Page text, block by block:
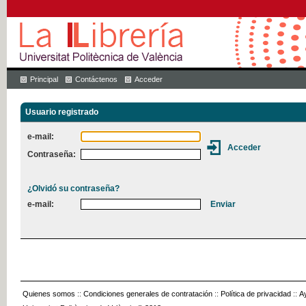
Principal Contáctenos Acceder
Usuario registrado
e-mail:
Contraseña:
¿Olvidó su contraseña?
e-mail:
Quienes somos :: Condiciones generales de contratación :: Política de privacidad ::